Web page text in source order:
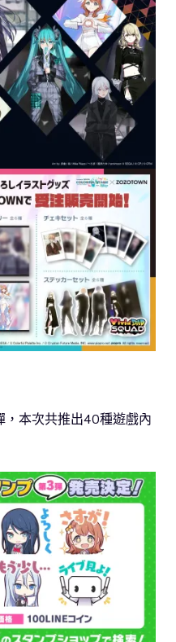
，本次共推出40種遊戲內